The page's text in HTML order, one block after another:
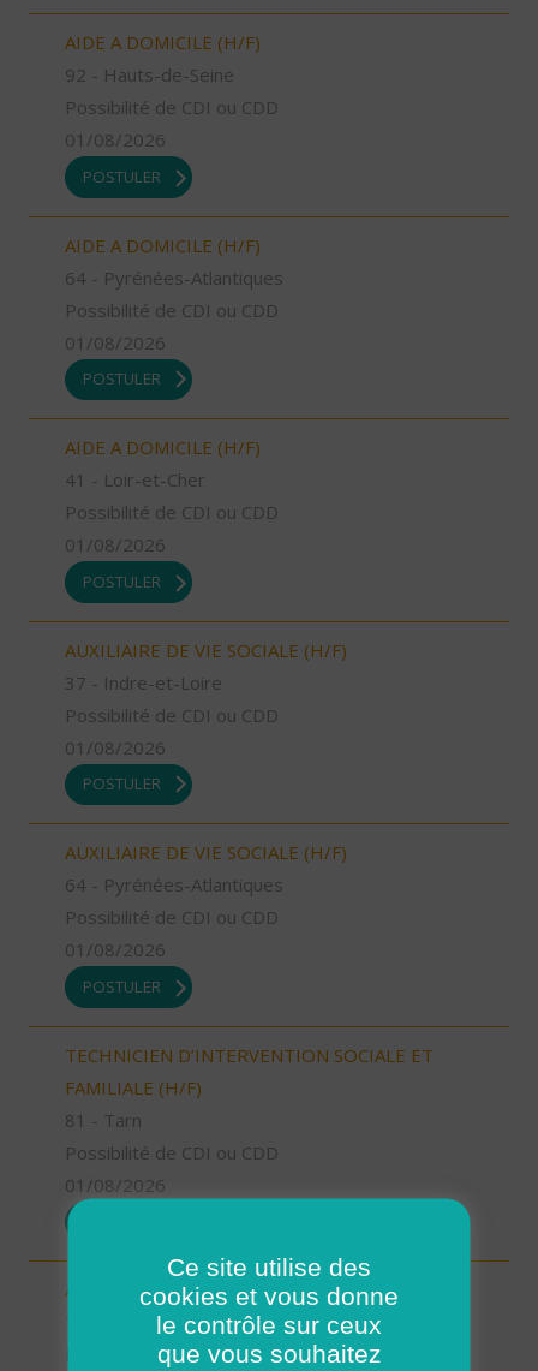
AIDE A DOMICILE (H/F)
92 - Hauts-de-Seine
Possibilité de CDI ou CDD
01/08/2026
POSTULER
AIDE A DOMICILE (H/F)
64 - Pyrénées-Atlantiques
Possibilité de CDI ou CDD
01/08/2026
POSTULER
AIDE A DOMICILE (H/F)
41 - Loir-et-Cher
Possibilité de CDI ou CDD
01/08/2026
POSTULER
AUXILIAIRE DE VIE SOCIALE (H/F)
37 - Indre-et-Loire
Possibilité de CDI ou CDD
01/08/2026
POSTULER
AUXILIAIRE DE VIE SOCIALE (H/F)
64 - Pyrénées-Atlantiques
Possibilité de CDI ou CDD
01/08/2026
POSTULER
TECHNICIEN D’INTERVENTION SOCIALE ET
FAMILIALE (H/F)
81 - Tarn
Possibilité de CDI ou CDD
01/08/2026
AIDE SOIGNANT (H/F)
Possibilité de CDI ou CDD
Ce site utilise des
cookies et vous donne
le contrôle sur ceux
que vous souhaitez